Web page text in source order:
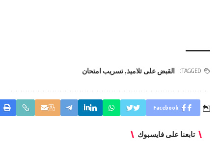
TAGGED: القبض على تلاميذ,تسريب امتحان
Facebook
تابعنا على فايسبوك